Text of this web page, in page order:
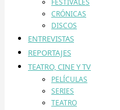
FESTIVALES
CRÓNICAS
DISCOS
ENTREVISTAS
REPORTAJES
TEATRO, CINE Y TV
PELÍCULAS
SERIES
TEATRO